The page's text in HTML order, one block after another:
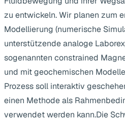
zu entwickeln. Wir planen zum
Modellierung (numerische
unterstützende analoge
sogenannten constrained
und mit geochemischen
Prozess soll interaktiv
einen Methode als
verwendet werden kann.Die